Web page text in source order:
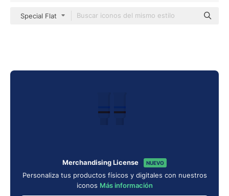
Special Flat
Merchandising License NUEVO
Personaliza tus productos físicos y digitales con nuestros
iconos Más información